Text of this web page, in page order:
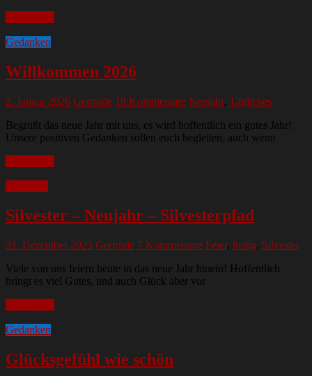
Gedanken
Willkommen 2026
2. Januar 2026 Gertrude 18 Kommentare Neujahr, Tägliches
Begrüßt das neue Jahr mit uns, es wird hoffentlich ein gutes Jahr!
Unsere positiven Gedanken sollen euch begleiten, auch wenn
Silvester – Neujahr – Silvesterpfad
31. Dezember 2025 Gertrude 7 Kommentare Feier, lustig, Silvester
Viele von uns feiern heute in das neue Jahr hinein! Hoffentlich
bringt es viel Gutes, und auch Glück aber vor
Gedanken
Glücksgefühl wie schön